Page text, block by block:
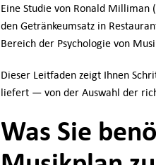
Eine Studie von Ronald Milliman
den Getränkeumsatz in
Bereich der Psychologie von
Dieser Leitfaden zeigt Ihnen
liefert — von der Auswahl der
Was Sie